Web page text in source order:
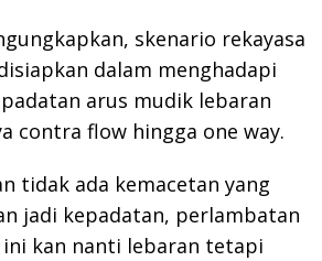
skenario rekayasa
dalam menghadapi
arus mudik lebaran
contra flow hingga one way.
tidak ada kemacetan yang
jadi kepadatan, perlambatan
kan nanti lebaran tetapi